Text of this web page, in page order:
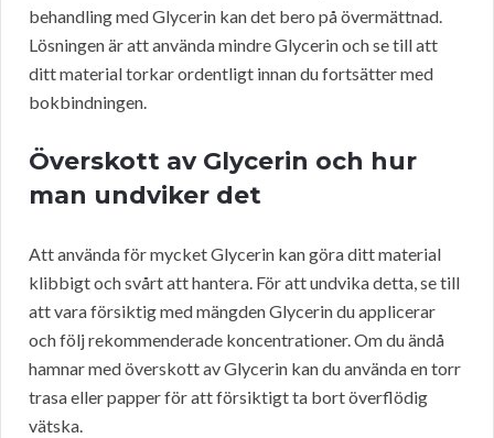
behandling med Glycerin kan det bero på övermättnad.
Lösningen är att använda mindre Glycerin och se till att
ditt material torkar ordentligt innan du fortsätter med
bokbindningen.
Överskott av Glycerin och hur
man undviker det
Att använda för mycket Glycerin kan göra ditt material
klibbigt och svårt att hantera. För att undvika detta, se till
att vara försiktig med mängden Glycerin du applicerar
och följ rekommenderade koncentrationer. Om du ändå
hamnar med överskott av Glycerin kan du använda en torr
trasa eller papper för att försiktigt ta bort överflödig
vätska.